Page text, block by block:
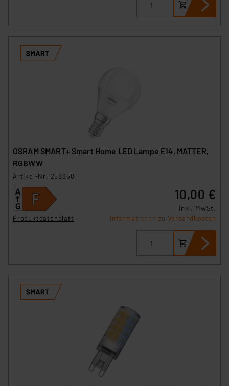
besteht etwa das Risiko, dass US-Behörden
Unsere Kooperation mit diesen Dienstleistern stützt
sich auf die Standarddatenschutzklauseln der
insbesondere der Art der übermittelten Daten,
Datenschutzerklärung
OSRAM SMART+ Smart Home LED Lampe E14, MATTER,
RGBWW
Artikel-Nr. 258350
Produktdatenblatt
10,00 €
inkl. MwSt.
Informationen zu Versandkosten